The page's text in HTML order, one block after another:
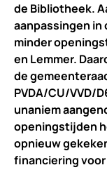
de Bibliotheek.
aanpassingen
minder
en Lemmer.
de
PVDA/CU/VVD/
unaniem
openingstijden
opnieuw
financiering